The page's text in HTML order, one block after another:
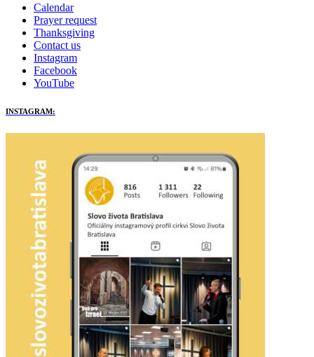
Calendar
Prayer request
Thanksgiving
Contact us
Instagram
Facebook
YouTube
INSTAGRAM: